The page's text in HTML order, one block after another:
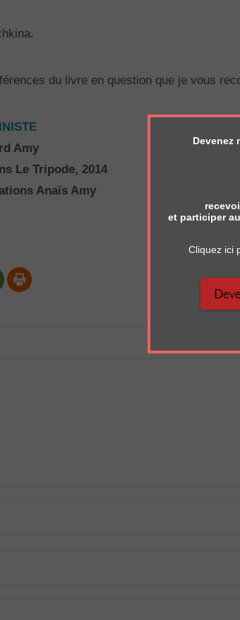
du livre en question que je vous
Amy
Le Tripode, 2014
Anaïs Amy
Devenez
et participer
Cliquez ici